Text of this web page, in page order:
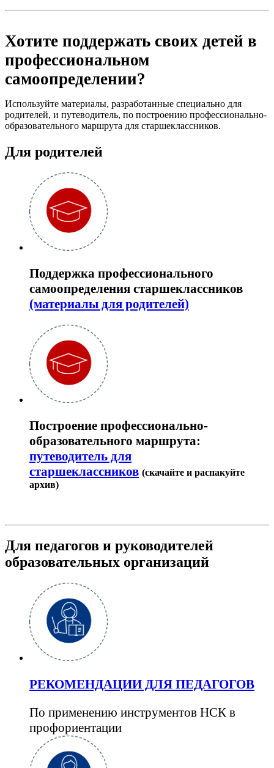
Хотите поддержать своих детей в
профессиональном
самоопределении?
Используйте материалы, разработанные специально для
родителей, и путеводитель, по построению профессионально-
образовательного маршрута для старшеклассников.
Для родителей
Поддержка профессионального
самоопределения старшеклассников
(материалы для родителей)
Построение профессионально-
образовательного маршрута:
путеводитель для
старшеклассников (скачайте и распакуйте
архив)
Для педагогов и руководителей
образовательных организаций
РЕКОМЕНДАЦИИ ДЛЯ ПЕДАГОГОВ
По применению инструментов НСК в
профориентации